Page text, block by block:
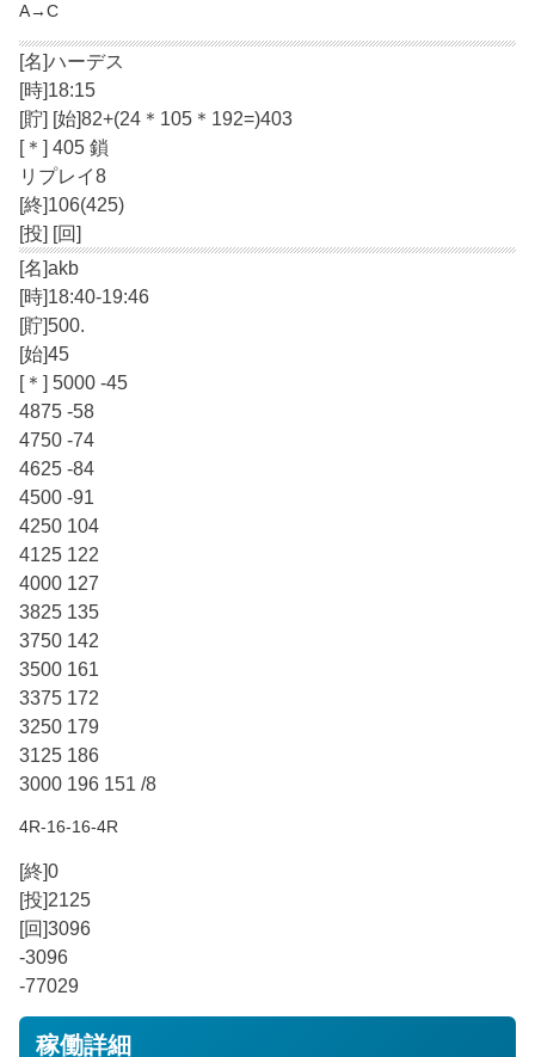
A→C
[名]ハーデス
[時]18:15
[貯] [始]82+(24＊105＊192=)403
[＊] 405 鎖
リプレイ8
[終]106(425)
[投] [回]
[名]akb
[時]18:40-19:46
[貯]500.
[始]45
[＊] 5000 -45
4875 -58
4750 -74
4625 -84
4500 -91
4250 104
4125 122
4000 127
3825 135
3750 142
3500 161
3375 172
3250 179
3125 186
3000 196 151 /8
4R-16-16-4R
[終]0
[投]2125
[回]3096
-3096
-77029
稼働詳細